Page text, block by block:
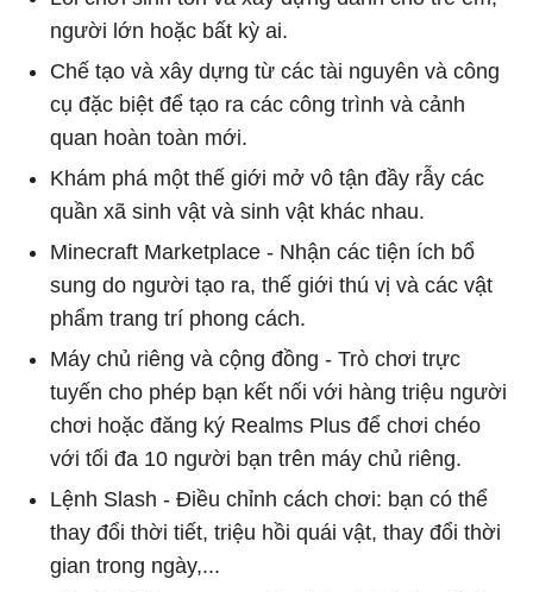
người lớn hoặc bất kỳ ai.
Chế tạo và xây dựng từ các tài nguyên và công
cụ đặc biệt để tạo ra các công trình và cảnh
quan hoàn toàn mới.
Khám phá một thế giới mở vô tận đầy rẫy các
quần xã sinh vật và sinh vật khác nhau.
Minecraft Marketplace - Nhận các tiện ích bổ
sung do người tạo ra, thế giới thú vị và các vật
phẩm trang trí phong cách.
Máy chủ riêng và cộng đồng - Trò chơi trực
tuyến cho phép bạn kết nối với hàng triệu người
chơi hoặc đăng ký Realms Plus để chơi chéo
với tối đa 10 người bạn trên máy chủ riêng.
Lệnh Slash - Điều chỉnh cách chơi: bạn có thể
thay đổi thời tiết, triệu hồi quái vật, thay đổi thời
gian trong ngày,...